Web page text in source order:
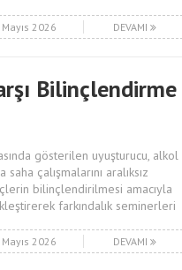
2026 DEVAMI
Bilinçlendirme
gösterilen uyuşturucu, alkol
çalışmalarını aralıksız
bilinçlendirilmesi amacıyla
farkındalık seminerleri
2026 DEVAMI